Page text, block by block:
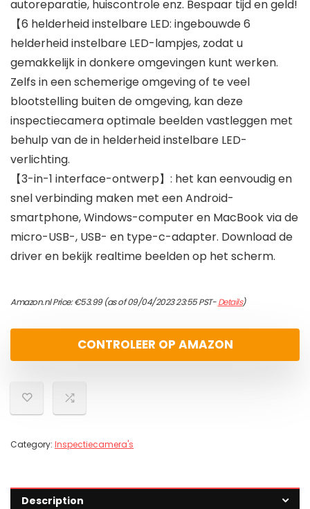
autoreparatie, huiscontrole enz. Bespaar tijd en geld!
【6 helderheid instelbare LED: ingebouwde 6
helderheid instelbare LED-lampjes, zodat u
gemakkelijk in donkere omgevingen kunt werken.
Zelfs in een schemerige omgeving of te veel
blootstelling buiten de omgeving, kan deze
inspectiecamera optimale beelden vastleggen met
behulp van de in helderheid instelbare LED-
verlichting.
【3-in-1 interface-ontwerp】: het kan eenvoudig en
snel verbinding maken met een Android-
smartphone, Windows-computer en MacBook via de
micro-USB-, USB- en type-c-adapter. Download de
driver en bekijk realtime beelden op het scherm.
Amazon.nl Price:€53.99(as of 09/04/2023 23:55 PST-Details)
CONTROLEER OP AMAZON
Category: Inspectiecamera's
Description